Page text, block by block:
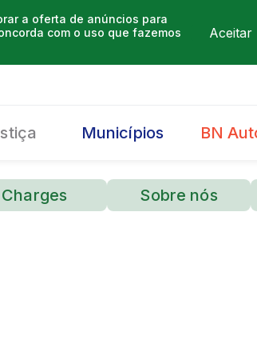
a oferta de anúncios para
com o uso que fazemos
Aceitar
Municípios BN
Charges Sobre nós